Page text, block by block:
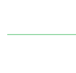
小田